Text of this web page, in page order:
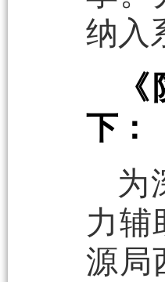
纳入
下：
为
力辅
源局